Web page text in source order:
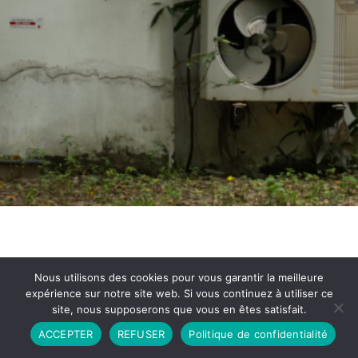
Partenariat Contact
Politique de Confidentialité
CGU
Copyright © 2026 - Propulsé par DIEUDUDIABLE
Nous utilisons des cookies pour vous garantir la meilleure
expérience sur notre site web. Si vous continuez à utiliser ce
site, nous supposerons que vous en êtes satisfait.
ACCEPTER
REFUSER Politique de confidentialité